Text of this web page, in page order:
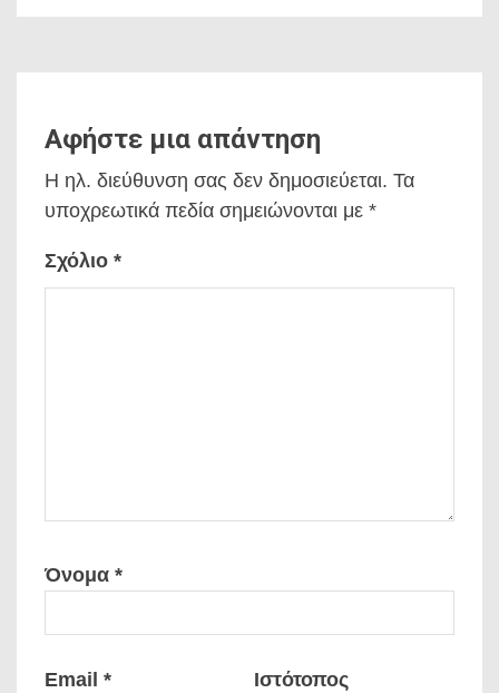
Αφήστε μια απάντηση
Η ηλ. διεύθυνση σας δεν δημοσιεύεται. Τα
υποχρεωτικά πεδία σημειώνονται με *
Σχόλιο *
Όνομα *
Email * Ιστότοπος